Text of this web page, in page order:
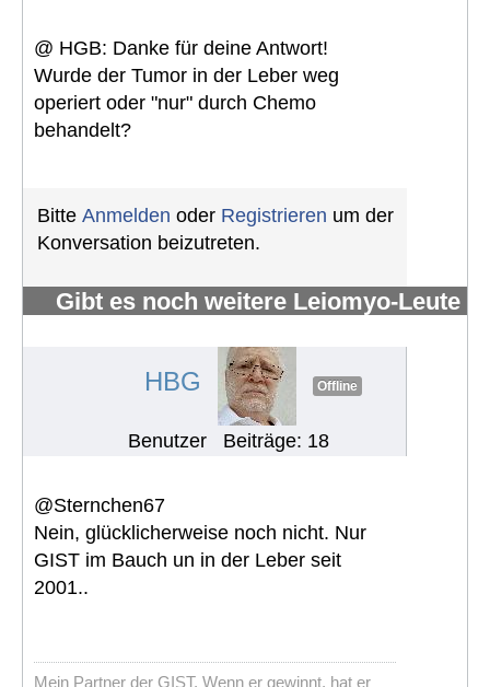
@ HGB: Danke für deine Antwort!
Wurde der Tumor in der Leber weg
operiert oder "nur" durch Chemo
behandelt?
Bitte Anmelden oder Registrieren um der
Konversation beizutreten.
Gibt es noch weitere Leiomyo-Leute
HBG Offline
Benutzer Beiträge: 18
@Sternchen67
Nein, glücklicherweise noch nicht. Nur
GIST im Bauch un in der Leber seit
2001..
Mein Partner der GIST. Wenn er gewinnt, hat er